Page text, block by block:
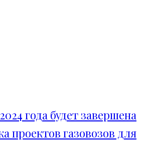
года будет завершена
проектов газовозов для